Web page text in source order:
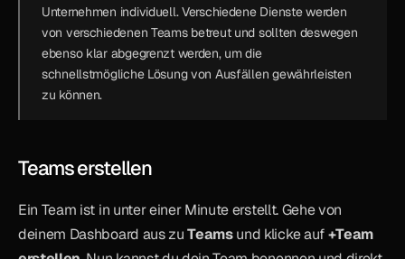
Unternehmen individuell. Verschiedene Dienste werden
von verschiedenen Teams betreut und sollten deswegen
ebenso klar abgegrenzt werden, um die
schnellstmögliche Lösung von Ausfällen gewährleisten
zu können.
Teams erstellen
Ein Team ist in unter einer Minute erstellt. Gehe von
deinem Dashboard aus zu Teams und klicke auf +Team